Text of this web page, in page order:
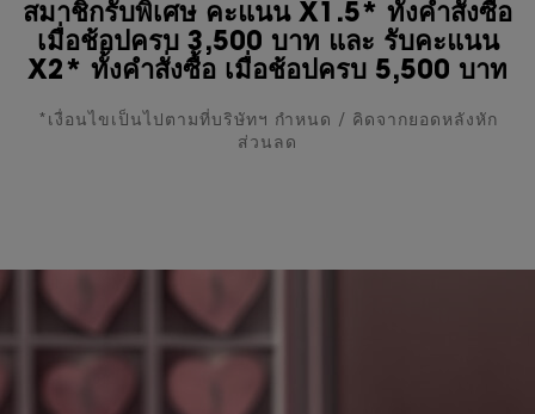
สมาชิกรับพิเศษ คะแนน X1.5* ทั้งคำสั่งซื้อ
เมื่อช้อปครบ 3,500 บาท และ รับคะแนน
X2* ทั้งคำสั่งซื้อ เมื่อช้อปครบ 5,500 บาท
*เงื่อนไขเป็นไปตามที่บริษัทฯ กำหนด / คิดจากยอดหลังหัก
ส่วนลด